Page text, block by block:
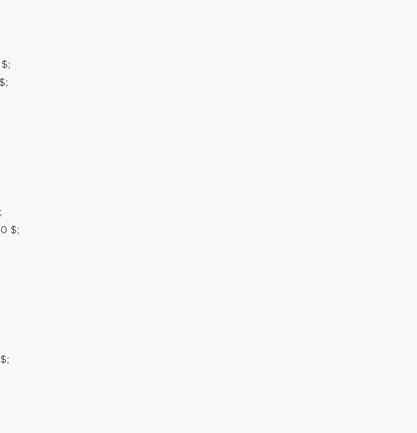
$;